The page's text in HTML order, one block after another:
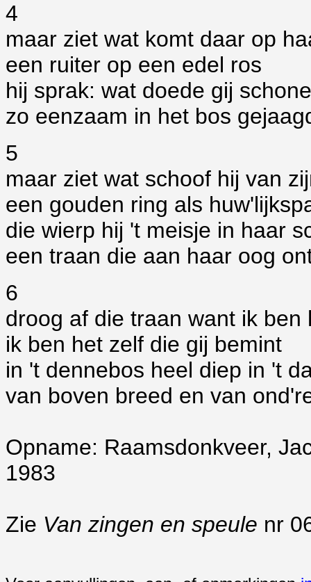
4
maar ziet wat komt daar op
een ruiter op een edel ros
hij sprak: wat doede gij
zo eenzaam in het bos
5
maar ziet wat schoof hij van
een gouden ring als
die wierp hij 't meisje in haar
een traan die aan haar oog
6
droog af die traan want ik ben
ik ben het zelf die gij bemint
in 't dennebos heel diep in 't
van boven breed en van
Opname: Raamsdonkveer,
1983
Zie Van zingen en speule nr